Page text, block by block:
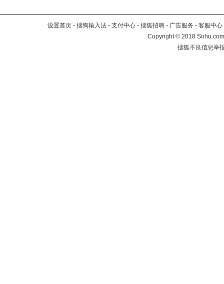
设置首页 - 搜狗输入法 - 支付中心 - 搜狐招聘 - 广告服务 - 客服中心
Copyright©2018
搜狐不良信息举